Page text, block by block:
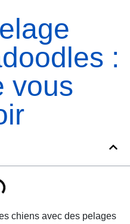
:
vous
chiens avec des pelages